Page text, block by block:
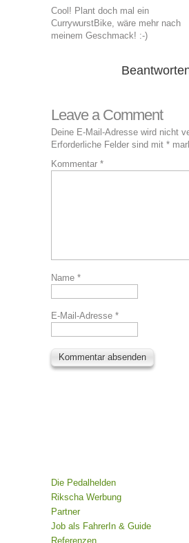
Cool! Plant doch mal ein
CurrywurstBike, wäre mehr nach
meinem Geschmack! :-)
Leave a Comment
Deine E-Mail-Adresse wird nicht
Erforderliche Felder sind mit *
Kommentar *
Name *
E-Mail-Adresse *
Die Pedalhelden
Rikscha Werbung
Partner
Job als FahrerIn & Guide
Referenzen